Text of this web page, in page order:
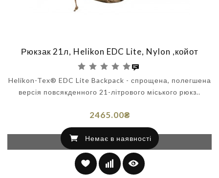
Немає в наявності
Рюкзак 21л, Helikon EDC Lite, Nylon ,койот
Helikon-Tex® EDC Lite Backpack - спрощена, полегшена
версія повсякденного 21-літрового міського рюкз..
2465.00₴
Немає в наявності